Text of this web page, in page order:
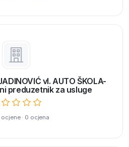
vl. AUTO ŠKOLA-
preduzetnik za usluge
· 0 ocjena